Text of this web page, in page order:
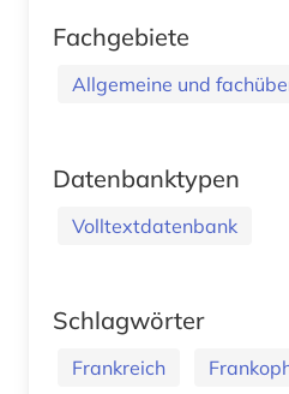
Fachgebiete
Allgemeine und
Datenbanktypen
Volltextdatenbank
Schlagwörter
Frankreich